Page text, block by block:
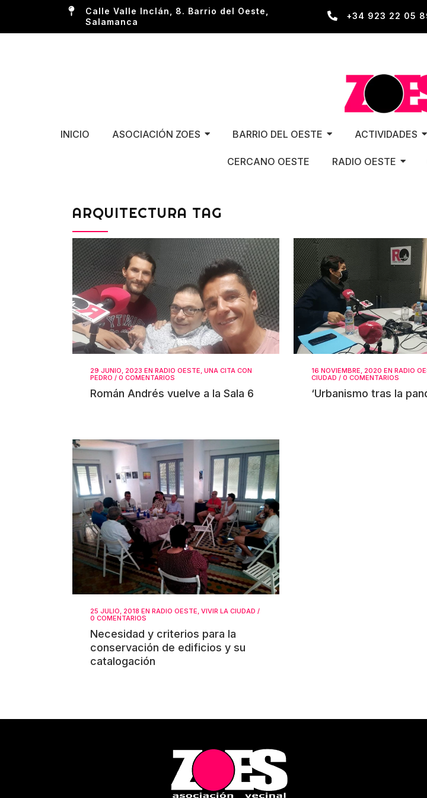
Calle Valle Inclán, 8. Barrio del Oeste,
Salamanca
+34 923 22 05
INICIO ASOCIACIÓN ZOES BARRIO DEL OESTE ACTIVIDADES
CERCANO OESTE RADIO OESTE
ARQUITECTURA TAG
29 JUNIO, 2023 EN RADIO OESTE, UNA CITA CON
PEDRO / 0 COMENTARIOS
Román Andrés vuelve a la Sala 6
16 NOVIEMBRE, 2020 EN RADIO
CIUDAD / 0 COMENTARIOS
‘Urbanismo tras la
25 JULIO, 2018 EN RADIO OESTE, VIVIR LA CIUDAD /
0 COMENTARIOS
Necesidad y criterios para la
conservación de edificios y su
catalogación